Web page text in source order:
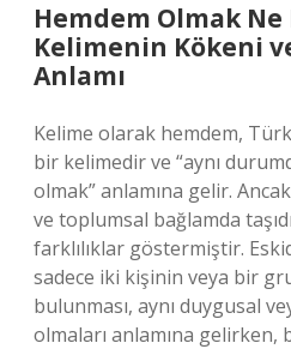
Hemdem Olmak Ne
Kelimenin Kökeni
Anlamı
Kelime olarak hemdem,
bir kelimedir ve “aynı
olmak” anlamına gelir.
ve toplumsal bağlamda
farklılıklar göstermiştir.
sadece iki kişinin veya bir
bulunması, aynı duygusal
olmaları anlamına gelirken,